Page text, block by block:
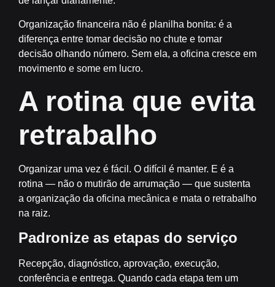
Organização financeira não é planilha bonita: é a
diferença entre tomar decisão no chute e tomar
decisão olhando número. Sem ela, a oficina cresce em
movimento e some em lucro.
A rotina que evita
retrabalho
Organizar uma vez é fácil. O difícil é manter. E é a
rotina — não o mutirão de arrumação — que sustenta
a organização da oficina mecânica e mata o retrabalho
na raiz.
Padronize as etapas do serviço
Recepção, diagnóstico, aprovação, execução,
conferência e entrega. Quando cada etapa tem um